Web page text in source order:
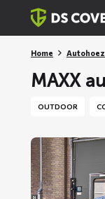
Skiplinks
Home
MAXX
OUTDOOR